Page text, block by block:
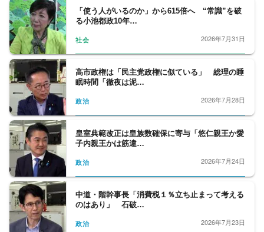
者歴20年。
拉致被害者横田めぐみさんの娘・キムヘギョ
ンさんを北朝鮮でテレビ単独取材、小池都知
済連携協定を国内外で取材、国政・都政など
党問わず政治・経済分野を幅広く取材。
政治経済番組のプログラムディレクターとし
て番組制作も。
内閣府、財務省、金融庁、総務省、経産省、
資源エネルギー庁、農水省、首相官邸、国
「使う人がいるのか」から615倍へ “常識”を破
る小池都政10年…
社会 2026年7月31日
高市政権は「民主党政権に似ている」 総理の睡
眠時間「徹夜は泥…
政治 2026年7月28日
皇室典範改正は皇族数確保に寄与「悠仁親王か愛
子内親王かは筋違…
政治 2026年7月24日
中道・階幹事長「消費税１％立ち止まって考える
のはあり」 石破…
政治 2026年7月23日